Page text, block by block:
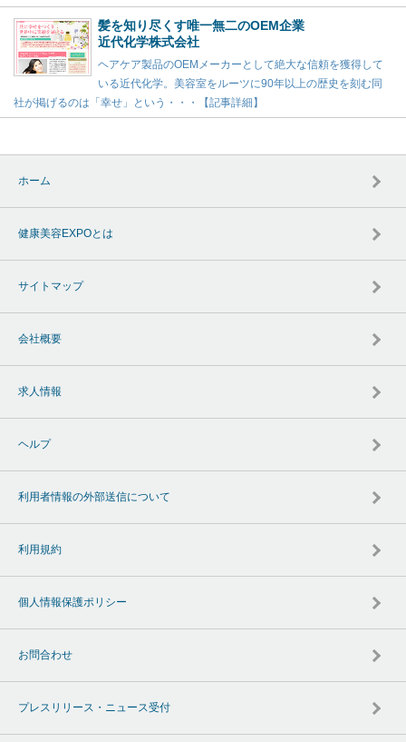
髪を知り尽くす唯一無二のOEM企業
近代化学株式会社
ヘアケア製品のOEMメーカーとして絶大な信頼を獲得して
いる近代化学。美容室をルーツに90年以上の歴史を刻む同
社が掲げるのは「幸せ」という・・・【記事詳細】
ホーム
健康美容EXPOとは
サイトマップ
会社概要
求人情報
ヘルプ
利用者情報の外部送信について
利用規約
個人情報保護ポリシー
お問合わせ
プレスリリース・ニュース受付